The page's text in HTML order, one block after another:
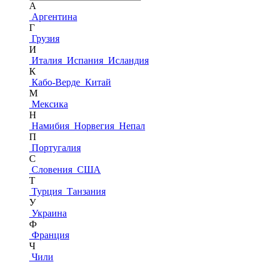
А
Аргентина
Г
Грузия
И
Италия Испания Исландия
К
Кабо-Верде Китай
М
Мексика
Н
Намибия Норвегия Непал
П
Португалия
С
Словения США
Т
Турция Танзания
У
Украина
Ф
Франция
Ч
Чили